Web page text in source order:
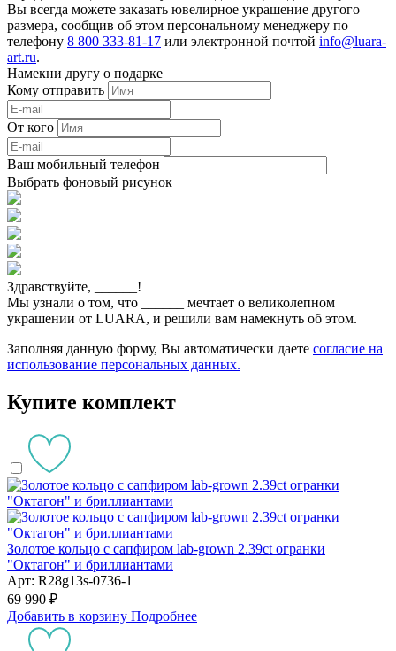
Вы всегда можете заказать ювелирное украшение другого
размера, сообщив об этом персональному менеджеру по
телефону 8 800 333-81-17 или электронной почтой info@luara-
art.ru.
Намекни другу о подарке
Кому отправить
От кого
Ваш мобильный телефон
Выбрать фоновый рисунок
Здравствуйте,
!
Мы узнали о том, что
мечтает о великолепном
украшении от LUARA, и решили вам намекнуть об этом.
Заполняя данную форму, Вы автоматически даете согласие на
использование персональных данных.
Купите комплект
Золотое кольцо с сапфиром lab-grown 2.39ct огранки
"Октагон" и бриллиантами
Арт: R28g13s-0736-1
69 990 ₽
Добавить в корзину Подробнее